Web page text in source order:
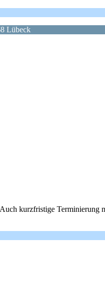
Lübeck
kurzfristige Terminierung